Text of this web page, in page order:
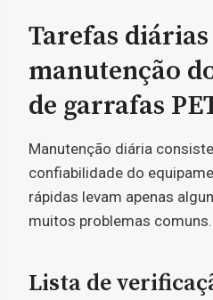
Tarefas diárias
manutenção
de garrafas
Manutenção diária
confiabilidade do
rápidas levam apenas
muitos problemas comuns.
Lista de